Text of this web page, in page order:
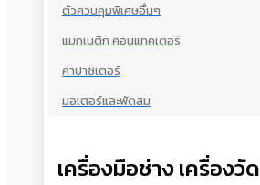
ตัวควบคุมพิเศษอื่นๆ
แมกเนติก คอนแทคเตอร์
คาปาซิเตอร์
มอเตอร์และพัดลม
เครื่องมือช่าง เครื่องวัด